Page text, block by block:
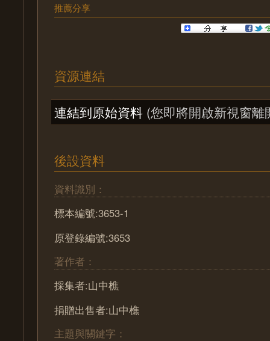
推薦分享
資源連結
連結到原始資料 (您即將開啟新視窗離
後設資料
資料識別：
標本編號:3653-1
原登錄編號:3653
著作者：
採集者:山中樵
捐贈出售者:山中樵
主題與關鍵字：